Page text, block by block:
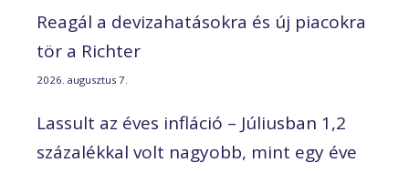
Reagál a devizahatásokra és új piacokra
tör a Richter
2026. augusztus 7.
Lassult az éves infláció – Júliusban 1,2
százalékkal volt nagyobb, mint egy éve